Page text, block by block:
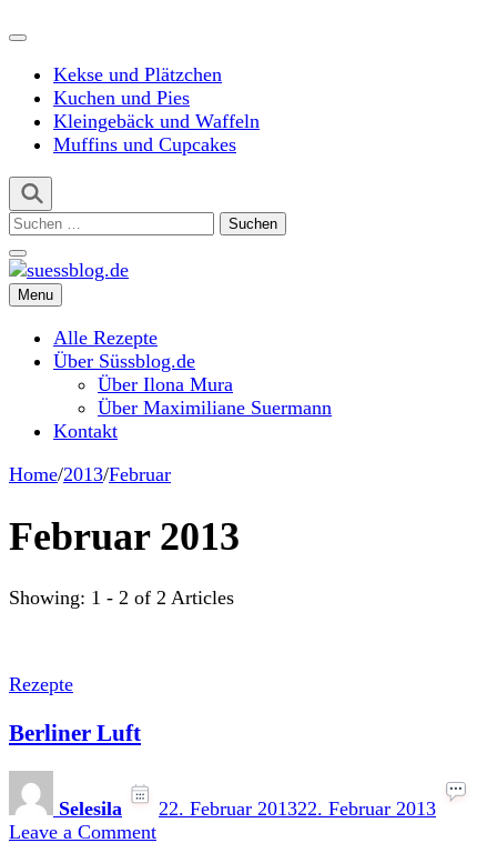
Kekse und Plätzchen
Kuchen und Pies
Kleingebäck und Waffeln
Muffins und Cupcakes
Suchen
suessblog.de
Menu
Alle Rezepte
Über Süssblog.de
Über Ilona Mura
Über Maximiliane Suermann
Kontakt
Home/2013/Februar
Februar 2013
Showing: 1 - 2 of 2 Articles
Rezepte
Berliner Luft
Selesila 22. Februar 201322. Februar 2013
Leave a Commenton